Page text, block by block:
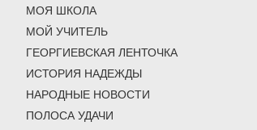
МОЯ ШКОЛА
МОЙ УЧИТЕЛЬ
ГЕОРГИЕВСКАЯ ЛЕНТОЧКА
ИСТОРИЯ НАДЕЖДЫ
НАРОДНЫЕ НОВОСТИ
ПОЛОСА УДАЧИ